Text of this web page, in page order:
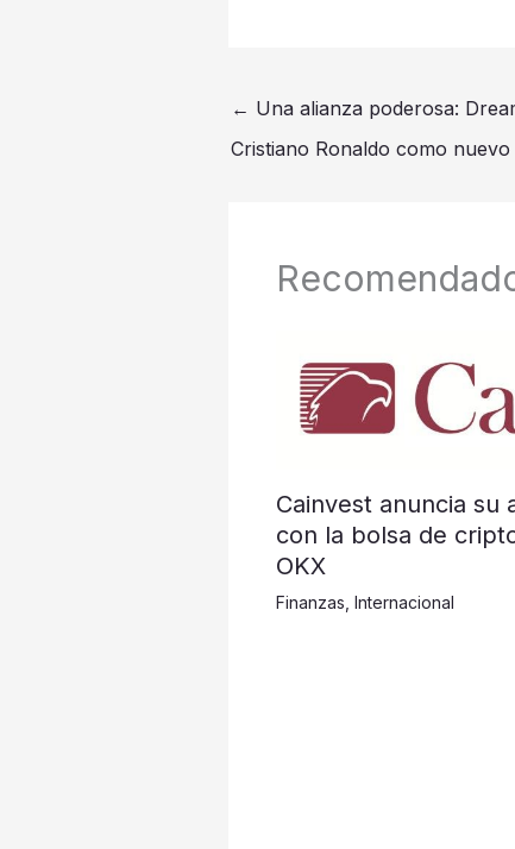
← Una alianza poderosa:
Cristiano Ronaldo como
Cainvest anuncia su
con la bolsa de
OKX
Finanzas Internacional